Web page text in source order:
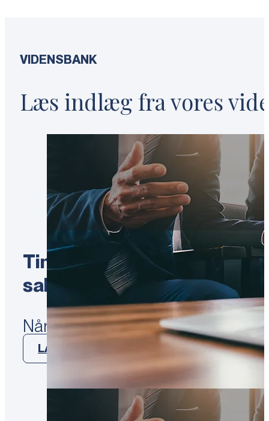
VIDENSBANK
Læs indlæg fra vores
Timing & forberedelse: At
salgsproces
Når en ejerleder overvejer at
LÆS MERE